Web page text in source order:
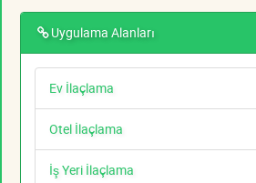
Uygulama Alanları
Ev İlaçlama
Otel İlaçlama
İş Yeri İlaçlama